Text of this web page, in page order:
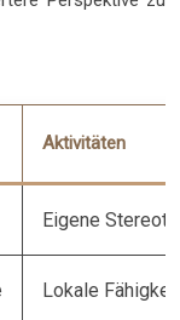
Aktivitäten
Eigene
Lokale